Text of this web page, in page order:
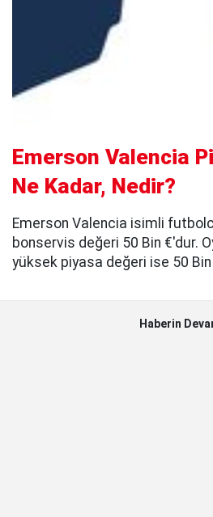
Emerson Valencia
Ne Kadar, Nedir?
Emerson Valencia isimli
bonservis değeri 50 Bin €'dur.
yüksek piyasa değeri ise 50 Bin
Haberin